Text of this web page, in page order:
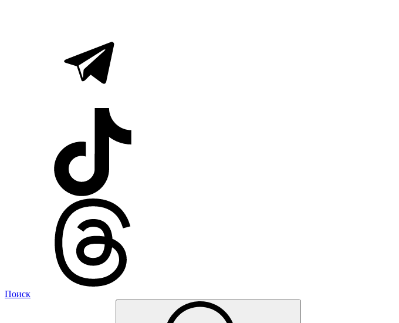
Поиск